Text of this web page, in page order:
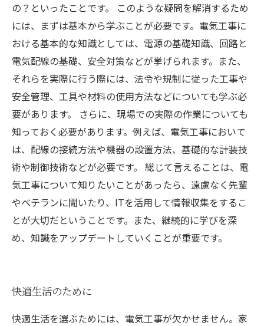
の？といったことです。 このような疑問を解消するため
には、まずは基本から学ぶことが必要です。電気工事に
おける基本的な知識としては、電源の基礎知識、回路と
電気配線の基礎、安全対策などが挙げられます。また、
それらを実際に行う際には、法令や規制に従った工事や
安全管理、工具や材料の使用方法などについても学ぶ必
要があります。 さらに、現場での実際の作業についても
知っておく必要があります。例えば、電気工事において
は、配線の接続方法や機器の設置方法、基礎的な計装技
術や制御技術などが必要です。 総じて言えることは、電
気工事について知りたいことがあったら、遠慮なく先輩
やベテランに聞いたり、ITを活用して情報収集をするこ
とが大切だということです。また、継続的に学びを深
め、知識をアップデートしていくことが重要です。
快適生活のために
快適生活を選ぶためには、電気工事が欠かせません。家